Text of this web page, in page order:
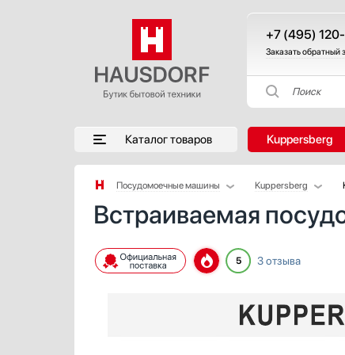
+7 (495)
Заказать обратный
Поиск
Каталог товаров Kuppersberg
Посудомоечные машины
Аксессуары
Аксессуары и принадлежности
Акустические системы
Аромастанции
Беспроводные акустические системы
Kuppersberg
AEG
Brandt
Встраиваемая
5 3 отзыва